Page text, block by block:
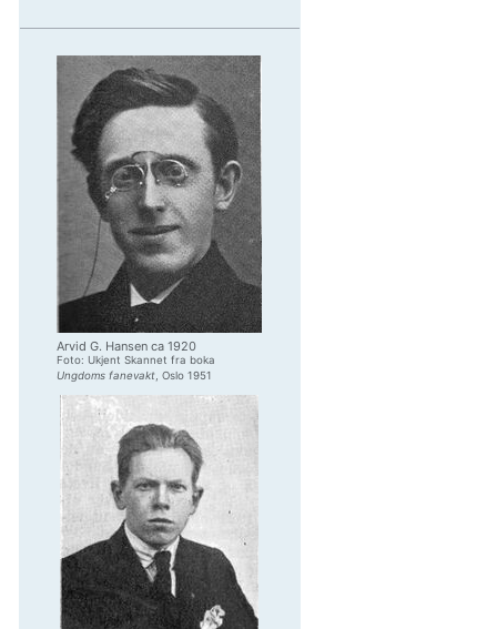
Arvid G. Hansen ca 1920
Foto: Ukjent Skannet fra boka
Ungdoms fanevakt, Oslo 1951